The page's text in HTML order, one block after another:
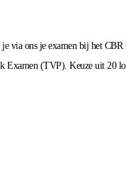
ons je examen bij het CBR
Examen (TVP). Keuze uit 20